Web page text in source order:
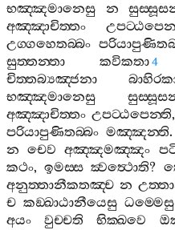
භඤ‍්ඤමානෙසු
න
අඤ‍්ඤාචිත‍්තං
උග‍්ගහෙතබ‍්බං
සුත‍්තන‍්තා
කවිකතා4
චිත‍්තබ්‍යඤ‍්ජනා
භඤ‍්ඤමානෙසු
අඤ‍්ඤාචිත‍්තං උපට‍්ඨපෙන‍්ති,
පරියාපුණිතබ‍්බං මඤ‍්ඤන‍්ති.
න චෙව අඤ‍්ඤමඤ‍්ඤං
කථං,ඉමස‍්ස ක්‍වත්‍ථොති?
අනුත‍්තානීකතඤ‍්ච න
ච කඞ‍්ඛාඨානීයෙසු ධම‍්මෙසු
අයං වුච‍්චති භික‍්ඛවෙ